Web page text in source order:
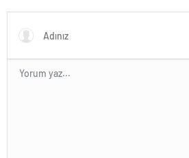
FESTİVALİ” HEYECANI
GAZİOSMANPAŞA’DA
YAŞANACAK